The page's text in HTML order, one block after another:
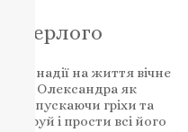
й надії на життя вічне
Олександра як
гріхи та
даруй і прости всі його